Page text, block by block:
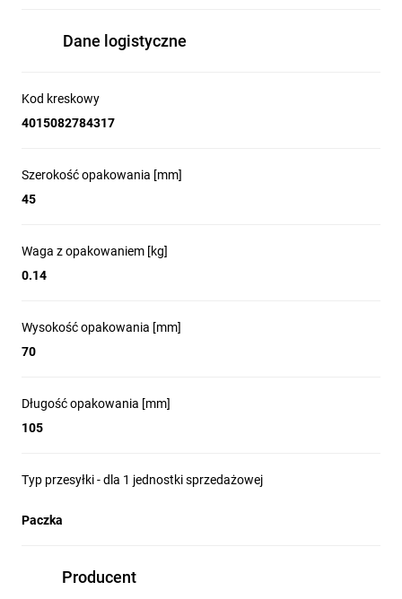
Dane logistyczne
Kod kreskowy
4015082784317
Szerokość opakowania [mm]
45
Waga z opakowaniem [kg]
0.14
Wysokość opakowania [mm]
70
Długość opakowania [mm]
105
Typ przesyłki - dla 1 jednostki sprzedażowej
Paczka
Producent